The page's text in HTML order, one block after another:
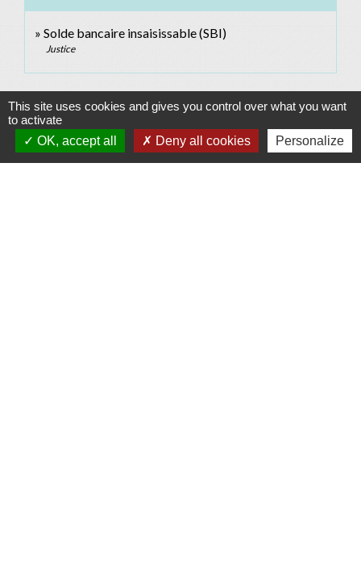
Solde bancaire insaisissable (SBI)
Justice
Signaler une erreur sur cette page
This site uses cookies and gives you control over what you want
to activate
OK, accept all
Deny all cookies Personalize